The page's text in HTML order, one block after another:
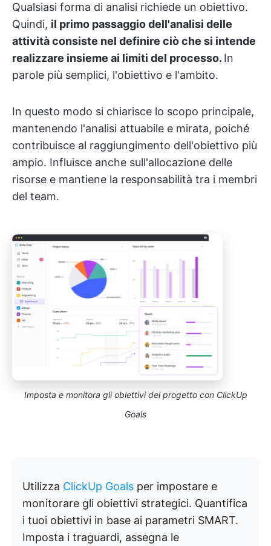
Qualsiasi forma di analisi richiede un obiettivo.
Quindi, il primo passaggio dell'analisi delle
attività consiste nel definire ciò che si intende
realizzare insieme ai limiti del processo. In
parole più semplici, l'obiettivo e l'ambito.
In questo modo si chiarisce lo scopo principale,
mantenendo l'analisi attuabile e mirata, poiché
contribuisce al raggiungimento dell'obiettivo più
ampio. Influisce anche sull'allocazione delle
risorse e mantiene la responsabilità tra i membri
del team.
Imposta e monitora gli obiettivi del progetto con ClickUp
Goals
Utilizza ClickUp Goals per impostare e
monitorare gli obiettivi strategici. Quantifica
i tuoi obiettivi in base ai parametri SMART.
Imposta i traguardi, assegna le